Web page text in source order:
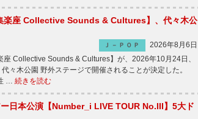
楽座 Collective Sounds & Cultures】、代々木公
Ｊ－ＰＯＰ
2026年8月6日
Collective Sounds & Cultures】が、2026年10月24日、
々木公園 野外ステージで開催されることが決定した。
… 続きを読む
日本公演【Number_i LIVE TOUR No.III】5大ド